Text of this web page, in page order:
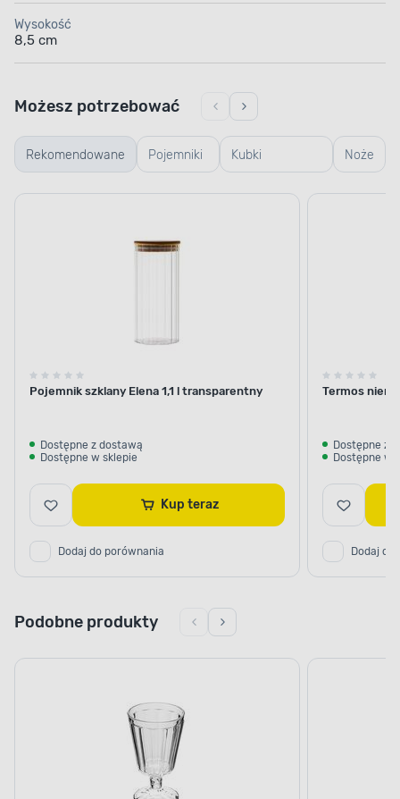
Wysokość
8,5 cm
Rekomendowane Pojemniki
szklane
Kubki
termiczne i
Noże
Możesz potrzebować
Pojemnik szklany Elena 1,1 l transparentny
Dostępne z dostawą
Dostępne w sklepie
Kup teraz
Dodaj do porównania
Termos
Dostępne z
Dostępne w
Dodaj do
Podobne produkty